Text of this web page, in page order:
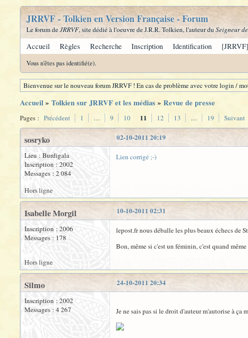
JRRVF - Tolkien en Version Française - Forum
Le forum deJRRVF, site dédié à l'oeuvre de J.R.R. Tolkien, l'auteur du Seigneur
Accueil Règles Recherche Inscription Identification [JRRVF]
Vous n'êtes pas identifié(e).
Bienvenue sur le nouveau forum JRRVF ! En cas de problème avec votre login /
Accueil» Tolkien sur JRRVF et les médias» Revue de presse
Pages : Précédent 1 … 9 10 11 12 13 … 19 Suivant
02-10-2011 20:19
sosryko
Lieu : Burdigala
Inscription : 2002
Messages : 2 084
Lien corrigé ;-)
Hors ligne
10-10-2011 02:31
Isabelle Morgil
Inscription : 2006
Messages : 178
lepost.fr nous déballe les plus beaux échecs de
Bon, même si c'est un féminin, c'est quand
Hors ligne
24-10-2011 20:34
Silmo
Inscription : 2002
Messages : 4 267
Je ne sais pas si le droit d'auteur m'autorise à